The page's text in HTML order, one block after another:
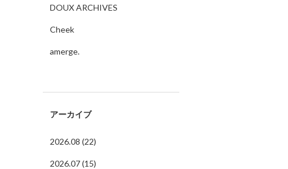
DOUX ARCHIVES
Cheek
amerge.
アーカイブ
2026.08 (22)
2026.07 (15)